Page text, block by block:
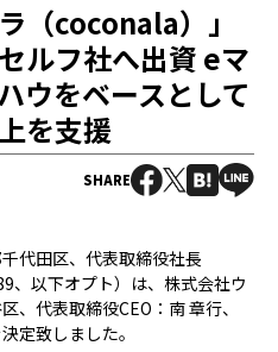
（coconala）」
ルフ社へ出資 eマ
ウをベースとして
を支援
SHARE
代田区、代表取締役社長
、以下オプト）は、株式会社ウ
、代表取締役CEO：南 章行、
定致しました。